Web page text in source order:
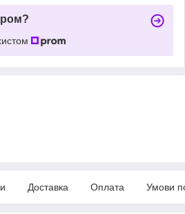
Доставка Оплата Умови